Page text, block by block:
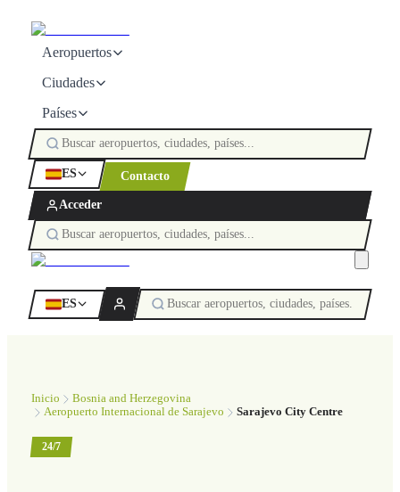
Aeropuertos
Ciudades
Países
ES Contacto
Acceder
ES
Inicio
Bosnia and Herzegovina
Aeropuerto Internacional de Sarajevo
Sarajevo City Centre
24/7